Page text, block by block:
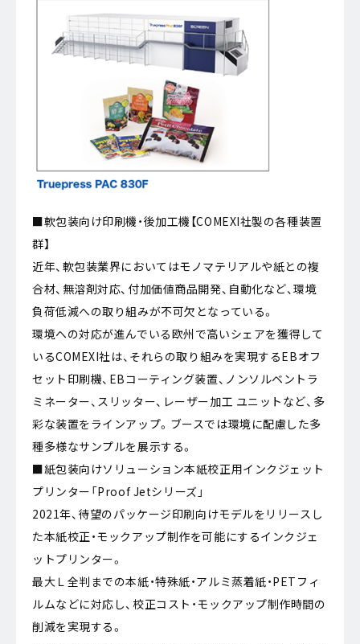
■軟包装向け印刷機・後加工機【COMEXI社製の各種装置
群】
近年、軟包装業界においてはモノマテリアルや紙との複
合材、無溶剤対応、付加価値商品開発、自動化など、環境
負荷低減への取り組みが不可欠となっている。
環境への対応が進んでいる欧州で高いシェアを獲得して
いるCOMEXI社は、それらの取り組みを実現するEBオフ
セット印刷機、EBコーティング装置、ノンソルベントラ
ミネーター、スリッター、レーザー加工 ユニットなど、多
彩な装置をラインアップ。ブースでは環境に配慮した多
種多様なサンプルを展示する。
■紙包装向けソリューション本紙校正用インクジェット
プリンター「Proof Jetシリーズ」
2021年、待望のパッケージ印刷向けモデルをリリースし
た本紙校正・モックアップ制作を可能にするインクジェ
ットプリンター。
最大Ｌ全判までの本紙・特殊紙・アルミ蒸着紙・PETフィ
ルムなどに対応し、校正コスト・モックアップ制作時間の
削減を実現する。